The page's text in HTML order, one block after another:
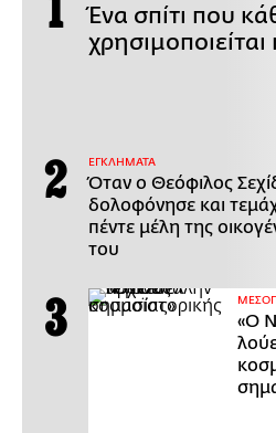
Ένα σπίτι που
ΕΓΚΛΗΜΑΤΑ
Όταν ο Θεόφιλος
δολοφόνησε και
πέντε μέλη της
του
«Ο